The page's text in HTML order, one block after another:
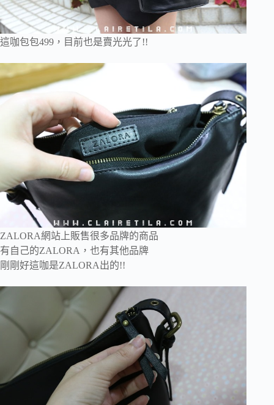
這咖包包499，目前也是賣光光了!!
ZALORA網站上販售很多品牌的商品
有自己的ZALORA，也有其他品牌
剛剛好這咖是ZALORA出的!!